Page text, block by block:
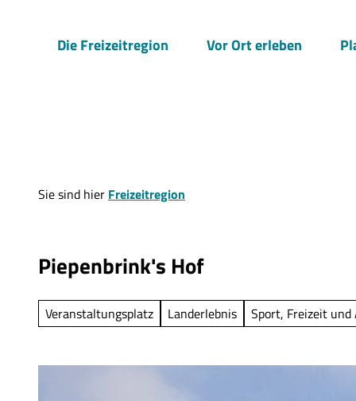
Die Freizeitregion Vor Ort erleben
Sie sind hier Freizeitregion
Piepenbrink's Hof
Veranstaltungsplatz Landerlebnis Sport, Freizeit